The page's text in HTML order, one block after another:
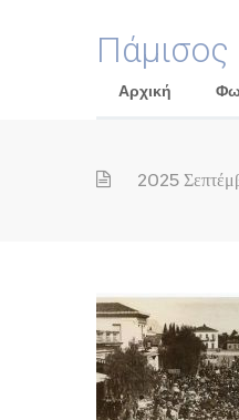
Αρχική
2025